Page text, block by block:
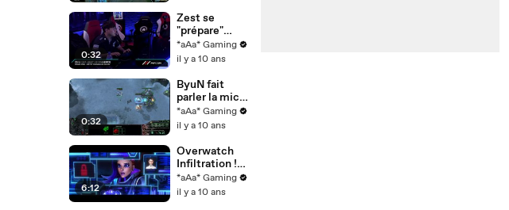
0:32
Zest se
"prépare"
avant sa finale
- HSC XIV -
*aAa* Gaming
il y a 10 ans
0:32
ByuN fait
parler la micro
médivac -
StarCraft II
*aAa* Gaming
il y a 10 ans
6:12
Overwatch
Infiltration !
Sombra arrive
*aAa* Gaming
il y a 10 ans